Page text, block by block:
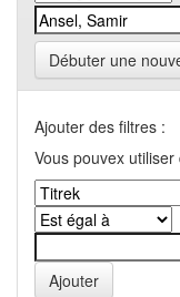
Débuter une
Ajouter des filtres :
Vous pouvex